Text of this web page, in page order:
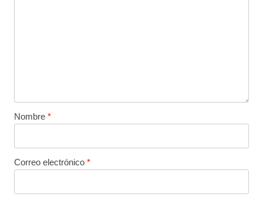
Nombre *
Correo electrónico *